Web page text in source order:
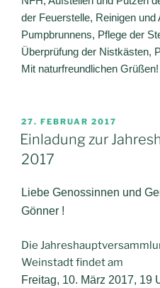
der Feuerstelle, Reinigen und
Pumpbrunnens, Pflege der
Überprüfung der Nistkästen,
Mit naturfreundlichen
VERÖFFENTLICHT
AM
27. FEBRUAR 2017
Einladung zur
2017
Liebe Genossinnen und
Gönner !
Die
Weinstadt findet am
Freitag, 10. März 2017, 19